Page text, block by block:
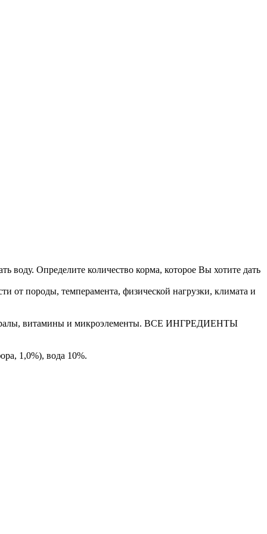
воду. Определите количество корма, которое Вы хотите дать
от породы, темперамента, физической нагрузки, климата и
витамины и микроэлементы. ВСЕ ИНГРЕДИЕНТЫ
1,0%), вода 10%.